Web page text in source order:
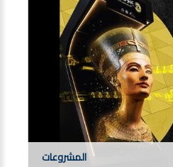
المشروعات